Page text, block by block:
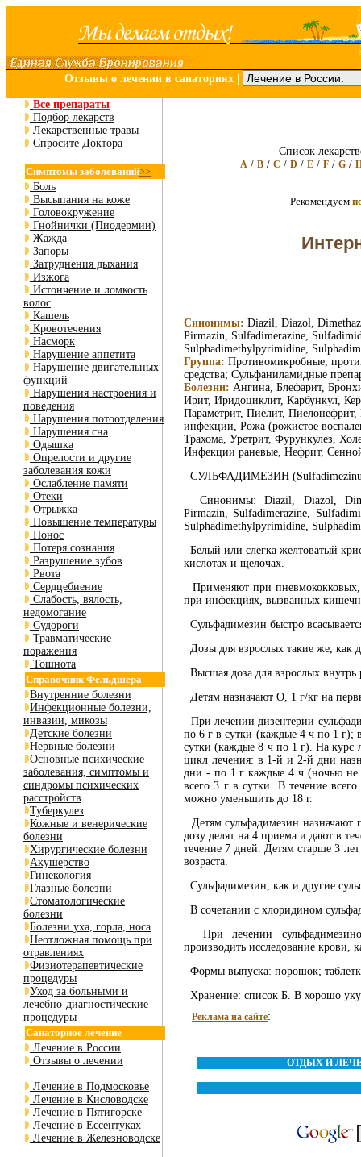
Отзывы о лечении в санаториях
Все препараты
Подбор лекарств
Лекарственные травы
Спросите Доктора
Симптомы заболеваний>>
Боль
Высыпания на коже
Головокружение
Гнойнички (Пиодермии)
Жажда
Запоры
Затруднения дыхания
Изжога
Истончение и ломкость
волос
Кашель
Кровотечения
Насморк
Нарушение аппетита
Нарушение двигательных
функций
Нарушения настроения и
поведения
Нарушения потоотделения
Нарушения сна
Одышка
Опрелости и другие
заболевания кожи
Ослабление памяти
Отеки
Отрыжка
Повышение температуры
Понос
Потеря сознания
Разрушение зубов
Рвота
Сердцебиение
Слабость, вялость,
недомогание
Судороги
Травматические
поражения
Тошнота
Справочник Фельдшера
Внутренние болезни
Инфекционные болезни,
инвазии, микозы
Детские болезни
Нервные болезни
Основные психические
заболевания, симптомы и
синдромы психических
расстройств
Туберкулез
Кожные и венерические
болезни
Хирургические болезни
Акушерство
Гинекология
Глазные болезни
Стоматологические
болезни
Болезни уха, горла, носа
Неотложная помощь при
отравлениях
Физиотерапевтические
процедуры
Уход за больными и
лечебно-диагностические
процедуры
Санаторное лечение
Лечение в России
Отзывы о лечении
Лечение в Подмосковье
Лечение в Кисловодске
Лечение в Пятигорске
Лечение в Ессентуках
Лечение в Железноводске
Список
A / B / C / D / E / F / G /
Рекомендуем
Синонимы: Diazil, Diazol,
Pirmazin, Sulfadimerazine,
Sulphadimethylpyrimidine,
Группа: Противомикробные,
средства; Сульфаниламидные
Болезни: Ангина, Блефарит,
Ирит, Иридоциклит, Карбункул,
Параметрит, Пиелит,
инфекции, Рожа (рожистое
Трахома, Уретрит, Фурункулез,
Инфекции раневые, Нефрит,
СУЛЬФАДИМЕЗИН
Синонимы: Diazil, Diazol,
Pirmazin, Sulfadimerazine,
Sulphadimethylpyrimidine,
Белый или слегка желтоватый
кислотах и щелочах.
Применяют при пневмококковых,
при инфекциях, вызванных
Сульфадимезин быстро
Дозы для взрослых такие же, как
Высшая доза для взрослых внутрь
Детям назначают О, 1 г/кг на
При лечении дизентерии
по 6 г в сутки (каждые 4 ч по 1
сутки (каждые 8 ч по 1 г). На курс
цикл лечения: в 1-й и 2-й дни
дни - по 1 г каждые 4 ч (ночью не
всего 3 г в сутки. В течение
можно уменьшить до 18 г.
Детям сульфадимезин
дозу делят на 4 приема и дают в
течение 7 дней. Детям старше 3
возраста.
Сульфадимезин, как и другие
В сочетании с хлоридином
При лечении
производить исследование
Формы выпуска: порошок;
Хранение: список Б. В хорошо
Реклама на сайте:
ОТДЫХ И